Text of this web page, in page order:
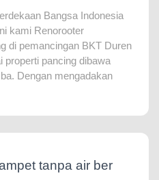
Bangsa Indonesia
kami Renorooter
di pemancingan BKT Duren
properti pancing dibawa
Dengan mengadakan
tanpa air ber